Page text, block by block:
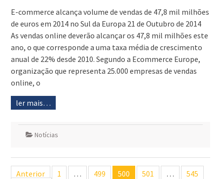
E-commerce alcança volume de vendas de 47,8 mil milhões
de euros em 2014 no Sul da Europa 21 de Outubro de 2014
As vendas online deverão alcançar os 47,8 mil milhões este
ano, o que corresponde a uma taxa média de crescimento
anual de 22% desde 2010. Segundo a Ecommerce Europe,
organização que representa 25.000 empresas de vendas
online, o
ler mais…
Notícias
Navegação
Anterior 1 … 499 500 501 … 545